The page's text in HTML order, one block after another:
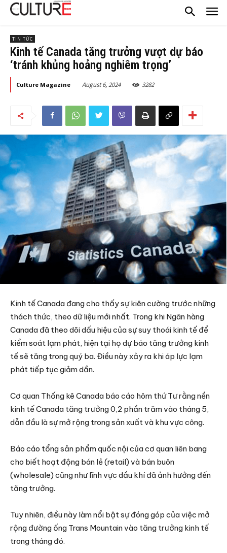
TIN TỨC
Kinh tế Canada tăng trưởng vượt dự báo
‘tránh khủng hoảng nghiêm trọng’
Culture Magazine August 6, 2024 3282
Kinh tế Canada đang cho thấy sự kiên cường trước những
thách thức, theo dữ liệu mới nhất. Trong khi Ngân hàng
Canada đã theo dõi dấu hiệu của sự suy thoái kinh tế để
kiểm soát lạm phát, hiện tại họ dự báo tăng trưởng kinh
tế sẽ tăng trong quý ba. Điều này xảy ra khi áp lực lạm
phát tiếp tục giảm dần.
Cơ quan Thống kê Canada báo cáo hôm thứ Tư rằng nền
kinh tế Canada tăng trưởng 0,2 phần trăm vào tháng 5,
dẫn đầu là sự mở rộng trong sản xuất và khu vực công.
Báo cáo tổng sản phẩm quốc nội của cơ quan liên bang
cho biết hoạt động bán lẻ (retail) và bán buôn
(wholesale) cũng như lĩnh vực dầu khí đã ảnh hưởng đến
tăng trưởng.
Tuy nhiên, điều này làm nổi bật sự đóng góp của việc mở
rộng đường ống Trans Mountain vào tăng trưởng kinh tế
trong tháng đó.